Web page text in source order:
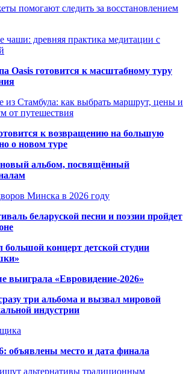
помогают следить за восстановлением
чаши: древняя практика медитации с
Oasis готовится к масштабному туру
из Стамбула: как выбрать маршрут, цены и
от путешествия
к возвращению на большую
о новом туре
альбом, посвящённый
Минска в 2026 году
беларуской песни и поэзии пройдет
концерт детской студии
выиграла «Евровидение-2026»
три альбома и вызвал мировой
индустрии
объявлены место и дата финала
альтернативы традиционным